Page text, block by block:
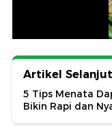
Artikel
5 Tips Menata
Bikin Rapi dan